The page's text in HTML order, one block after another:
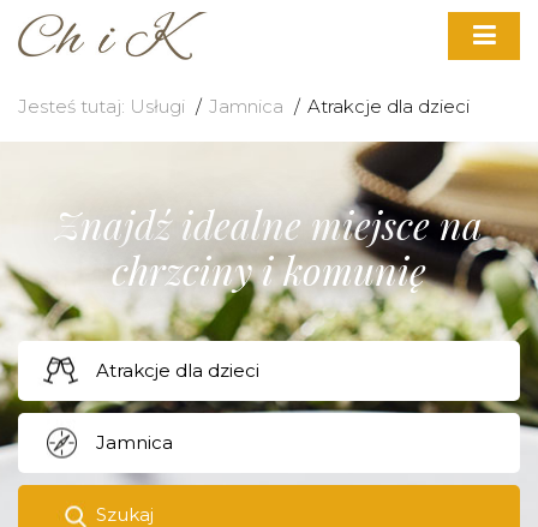
Jesteś tutaj: Usługi Jamnica Atrakcje dla dzieci
Znajdź idealne miejsce na
chrzciny i komunię
Szukaj